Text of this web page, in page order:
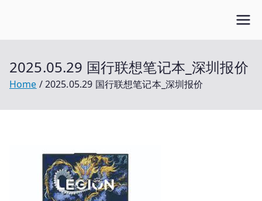
2025.05.29 国行联想笔记本_深圳报价
Home 2025.05.29 国行联想笔记本_深圳报价